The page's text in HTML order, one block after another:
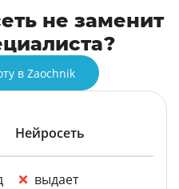
не заменит
в Zaochnik
Нейросеть
выдает